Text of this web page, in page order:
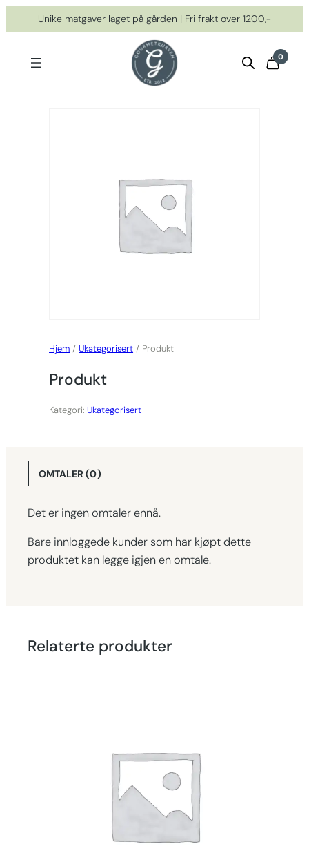
til
Unike matgaver laget på gården | Fri frakt over 1200,-
0
Hjem /Ukategorisert / Produkt
Produkt
Kategori:Ukategorisert
OMTALER (0)
Det er ingen omtaler ennå.
Bare innloggede kunder som har kjøpt dette
produktet kan legge igjen en omtale.
Relaterte produkter